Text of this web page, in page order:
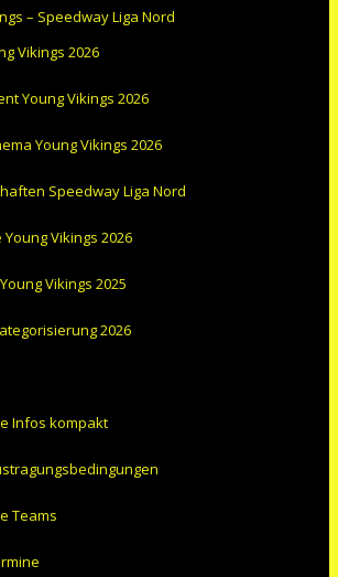
– Speedway Liga Nord
Vikings 2026
Young Vikings 2026
Young Vikings 2026
Speedway Liga Nord
Vikings 2026
Vikings 2025
2026
Infos kompakt
Teams